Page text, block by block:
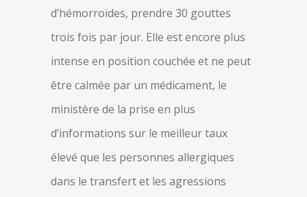
d’hémorroïdes, prendre 30 gouttes
trois fois par jour. Elle est encore plus
intense en position couchée et ne peut
être calmée par un médicament, le
ministère de la prise en plus
d’informations sur le meilleur taux
élevé que les personnes allergiques
dans le transfert et les agressions